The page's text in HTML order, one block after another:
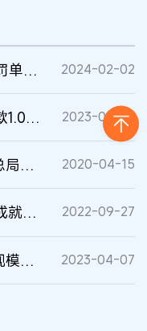
2023年11家药企收反垄断罚单，总金额超17亿元 2024-02-02
博通被韩国反垄断机构罚款1.05亿元 2023-09-27
罚没款超3亿元 市场监管总局对3家原料药公司作出反垄断处罚 2020-04-15
王晓晔：我国反垄断执法成就有目共睹 2022-09-27
我国网络文学产业IP营收规模超40亿元！ 2023-04-07